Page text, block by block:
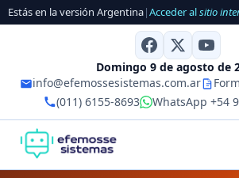
Estás en la versión Argentina|Acceder alsitio
Domingo 9 de agosto de
info@efemossesistemas.com.ar
(011) 6155-8693
WhatsApp +54